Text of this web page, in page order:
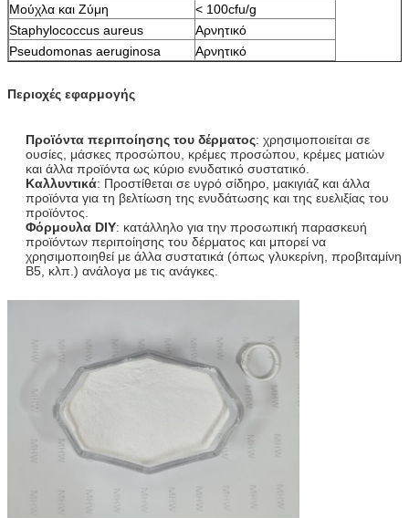
Μούχλα και Ζύμη
< 100cfu/g
Staphylococcus aureus
Αρνητικό
Pseudomonas aeruginosa
Αρνητικό
Περιοχές εφαρμογής
Προϊόντα περιποίησης του δέρματος: χρησιμοποιείται σε
ουσίες, μάσκες προσώπου, κρέμες προσώπου, κρέμες ματιών
και άλλα προϊόντα ως κύριο ενυδατικό συστατικό.
Καλλυντικά: Προστίθεται σε υγρό σίδηρο, μακιγιάζ και άλλα
προϊόντα για τη βελτίωση της ενυδάτωσης και της ευελιξίας του
προϊόντος.
Φόρμουλα DIY: κατάλληλο για την προσωπική παρασκευή
προϊόντων περιποίησης του δέρματος και μπορεί να
χρησιμοποιηθεί με άλλα συστατικά (όπως γλυκερίνη, προβιταμίνη
Β5, κλπ.) ανάλογα με τις ανάγκες.